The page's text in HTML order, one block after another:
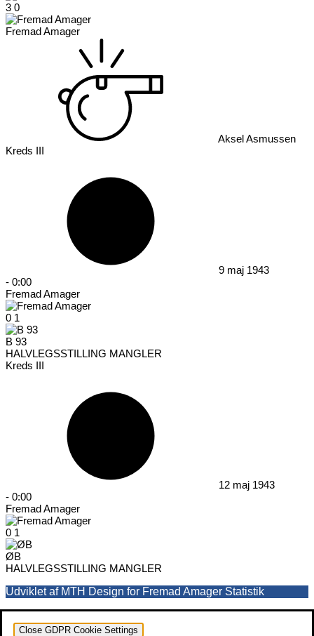
3 0
Fremad Amager
Aksel Asmussen
Kreds III
9 maj 1943
- 0:00
Fremad Amager
0 1
B 93
HALVLEGSSTILLING MANGLER
Kreds III
12 maj 1943
- 0:00
Fremad Amager
0 1
ØB
HALVLEGSSTILLING MANGLER
Udviklet af MTH Design for Fremad Amager Statistik
Close GDPR Cookie Settings